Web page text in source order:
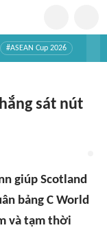
#ASEAN Cup 2026
sát nút
giúp Scotland
bảng C World
và tạm thời